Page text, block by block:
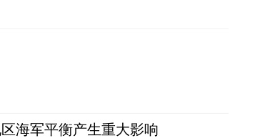
海军平衡产生重大影响